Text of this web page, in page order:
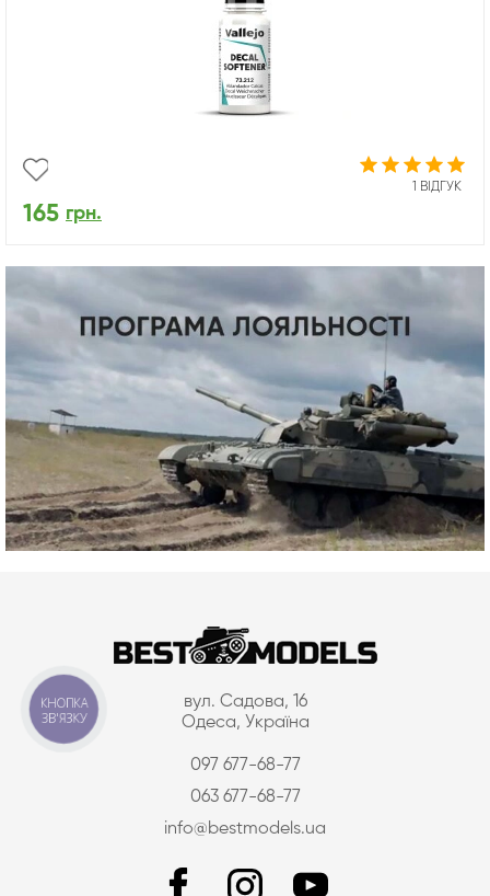
1 ВІДГУК
165 грн.
вул. Садова, 16
Одеса, Україна
097 677-68-77
063 677-68-77
info@bestmodels.ua
КНОПКА
ЗВ'ЯЗКУ